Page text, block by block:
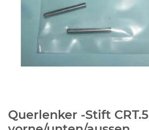
Querlenker -Stift CRT.5